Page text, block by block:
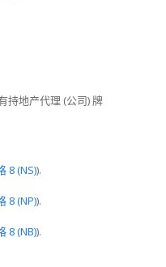
持地产代理 (公司) 牌
8 (NS)).
8 (NP)).
8 (NB)).